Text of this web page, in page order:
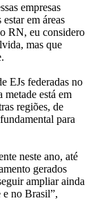
empresas
em áreas
RN, eu considero
mas que
EJs federadas no
metade está em
regiões, de
para
neste ano, até
gerados
ampliar ainda
e no Brasil”,